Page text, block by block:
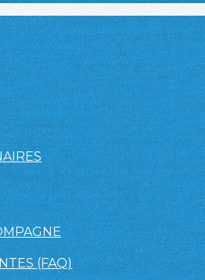
(FAQ)